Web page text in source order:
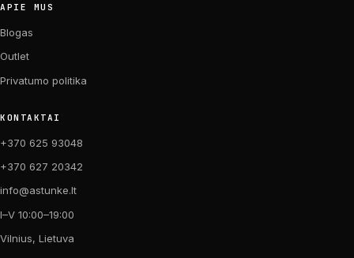
APIE MUS
Blogas
Outlet
Privatumo politika
KONTAKTAI
+370 625 93048
+370 627 20342
info@astunke.lt
I–V 10:00–19:00
Vilnius, Lietuva